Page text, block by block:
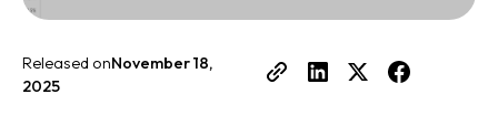
Released onNovember 18,
2025